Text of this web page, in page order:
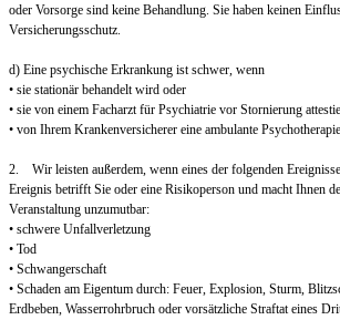
oder Vorsorge sind keine Behandlung. Sie haben keinen
Versicherungsschutz.
d) Eine psychische Erkrankung ist schwer, wenn
• sie stationär behandelt wird oder
• sie von einem Facharzt für Psychiatrie vor Stornierung
• von Ihrem Krankenversicherer eine ambulante
2. Wir leisten außerdem, wenn eines der folgenden
Ereignis betrifft Sie oder eine Risikoperson und macht Ihnen
Veranstaltung unzumutbar:
• schwere Unfallverletzung
• Tod
• Schwangerschaft
• Schaden am Eigentum durch: Feuer, Explosion, Sturm,
Erdbeben, Wasserrohrbruch oder vorsätzliche Straftat eines